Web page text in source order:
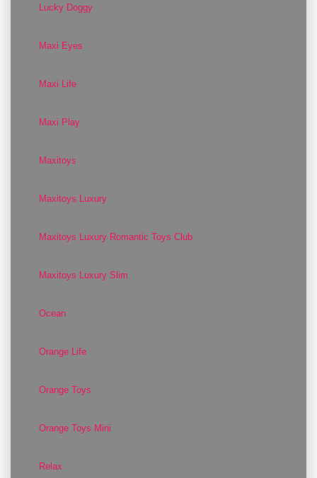
Lucky Doggy
Maxi Eyes
Maxi Life
Maxi Play
Maxitoys
Maxitoys Luxury
Maxitoys Luxury Romantic Toys Club
Maxitoys Luxury Slim
Ocean
Orange Life
Orange Toys
Orange Toys Mini
Relax